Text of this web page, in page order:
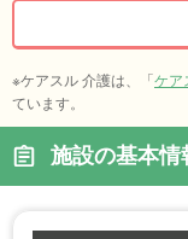
※ケアスル 介護は、「ケア
ています。
施設の基本情